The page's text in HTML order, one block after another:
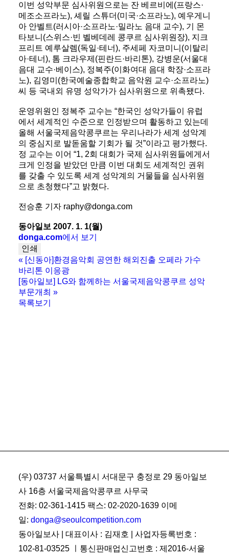
이번 성악부문 심사위원으로는 잔 베르비에(프랑스·
메조소프라노), 셰릴 스튜더(미국·소프라노), 예우게니
아 안벨트(러시아·소프라노·밀라노 음대 교수), 기 몬
타보니(스위스·빈 벨베데레 콩쿠르 심사위원장), 지크
프리트 예루살렘(독일·테너), 주세페 자코미니(이탈리
아·테너), 톰 크라우제(핀란드·바리톤), 강병운(서울대
음대 교수·베이스), 정복주(이화여대 음대 학장·소프라
노), 김영미(한국예술종합학교 음악원 교수·소프라노)
씨 등 국내외 유명 성악가가 심사위원으로 위촉됐다.
운영위원인 정복주 교수는 “한국인 성악가들이 유럽
에서 세계적인 수준으로 인정받으며 활동하고 있는데
올해 서울국제음악콩쿠르는 우리나라가 세계 성악계
의 중심지로 발돋움할 기회가 될 것”이라고 평가했다.
정 교수는 이어 “1, 2회 대회가 국제 심사위원들에게서
크게 인정을 받았던 만큼 이번 대회도 세계적인 권위
를 갖출 수 있도록 세계 성악계의 거물들을 심사위원
으로 초청했다”고 밝혔다.
전승훈 기자 raphy@donga.com
동아일보 2007. 1. 1(월)
donga.com에서 보기
인쇄
« [신동아]환경음악회 공연한 해외진출 오페라 가수
바리톤 이응광
[동아일보] LG와 함께하는 서울국제음악콩쿠르 성악
부문개최 »
목록보기
(우) 03737 서울특별시 서대문구 충정로 29 동아일보
사 16층 서울국제음악콩쿠르 사무국
전화: 02-361-1415 팩스: 02-2020-1639 이메
일: donga@seoulcompetition.com
동아일보사 | 대표이사 : 김재호 | 사업자등록번호 :
102-81-03525 ㅣ통신판매업신고번호 : 제2016-서울